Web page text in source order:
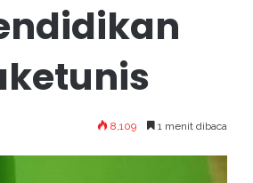
8,109 1 menit dibaca